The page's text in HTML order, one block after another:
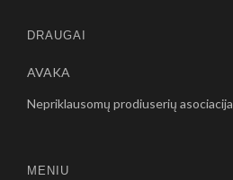
DRAUGAI
AVAKA
Nepriklausomų prodiuserių asociacija
MENIU